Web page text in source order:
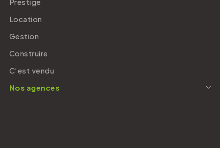
Location
Gestion
Construire
C’est vendu
Nos agences